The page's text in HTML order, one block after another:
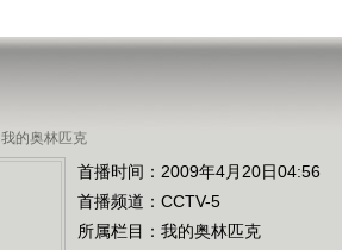
我的奥林匹克
首播时间：2009年4月20日04:56
首播频道： CCTV-5
所属栏目： 我的奥林匹克